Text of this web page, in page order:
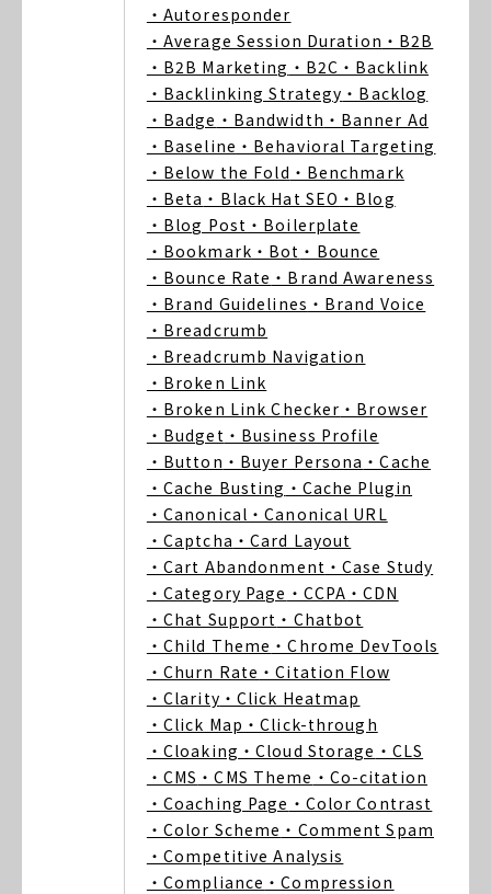
・Autoresponder
・Average Session Duration ・B2B
・B2B Marketing ・B2C ・Backlink
・Backlinking Strategy ・Backlog
・Badge ・Bandwidth ・Banner Ad
・Baseline ・Behavioral Targeting
・Below the Fold ・Benchmark
・Beta ・Black Hat SEO ・Blog
・Blog Post ・Boilerplate
・Bookmark ・Bot ・Bounce
・Bounce Rate ・Brand Awareness
・Brand Guidelines ・Brand Voice
・Breadcrumb
・Breadcrumb Navigation
・Broken Link
・Broken Link Checker ・Browser
・Budget ・Business Profile
・Button ・Buyer Persona ・Cache
・Cache Busting ・Cache Plugin
・Canonical ・Canonical URL
・Captcha ・Card Layout
・Cart Abandonment ・Case Study
・Category Page ・CCPA ・CDN
・Chat Support ・Chatbot
・Child Theme ・Chrome DevTools
・Churn Rate ・Citation Flow
・Clarity ・Click Heatmap
・Click Map ・Click-through
・Cloaking ・Cloud Storage ・CLS
・CMS ・CMS Theme ・Co-citation
・Coaching Page ・Color Contrast
・Color Scheme ・Comment Spam
・Competitive Analysis
・Compliance ・Compression